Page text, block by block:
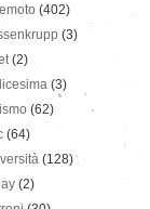
(402)
(3)
(2)
(3)
(62)
(64)
(128)
(2)